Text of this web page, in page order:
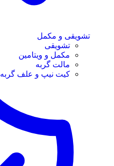
تشویقی و مکمل
تشویقی
مکمل و ویتامین
مالت گربه
کیت نیپ و علف گربه